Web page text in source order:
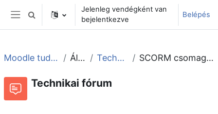
Tovább a fő tartalomhoz
Oldalpanel
Keresési bemeneti adatok váltása
Jelenleg vendégként van
bejelentkezve
Belépés
Moodle tudástár és fórum Általános Technikai fórum SCORM csomag navigáció - mappák
Technikai fórum